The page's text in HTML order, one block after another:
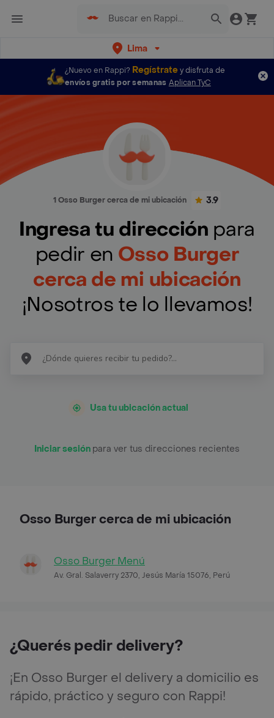
Lima
¿Nuevo en Rappi? Regístratey disfruta de
envíos gratis por semanas Aplican TyC
1 Osso Burger cerca de mi ubicación 3.9
Ingresa tu dirección para
pedir en Osso Burger
cerca de mi ubicación
¡Nosotros te lo llevamos!
Usa tu ubicación actual
Iniciar sesión para ver tus direcciones recientes
Osso Burger cerca de mi ubicación
Osso Burger Menú
Av. Gral. Salaverry 2370, Jesús María 15076, Perú
¿Querés pedir delivery?
¡En Osso Burger el delivery a domicilio es
rápido, práctico y seguro con Rappi!